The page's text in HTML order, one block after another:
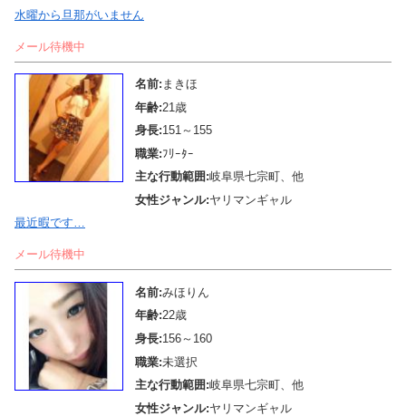
水曜から旦那がいません
メール待機中
名前: まきほ
年齢:21歳
身長:151～155
職業:ﾌﾘｰﾀｰ
主な行動範囲:岐阜県七宗町、他
女性ジャンル:ヤリマンギャル
最近暇です…
メール待機中
名前:みほりん
年齢:22歳
身長:156～160
職業:未選択
主な行動範囲:岐阜県七宗町、他
女性ジャンル:ヤリマンギャル